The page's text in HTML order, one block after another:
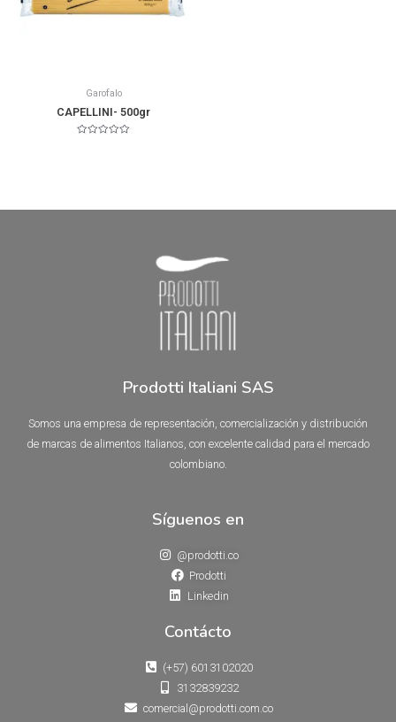
Garofalo
CAPELLINI- 500gr
Prodotti Italiani SAS
Somos una empresa de representación, comercialización y distribución
de marcas de alimentos Italianos, con excelente calidad para el mercado
colombiano.
Síguenos en
@prodotti.co
Prodotti
Linkedin
Contácto
(+57) 6013102020
3132839232
comercial@prodotti.com.co